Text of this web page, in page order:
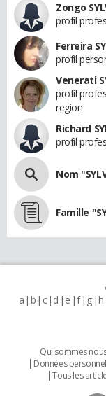
Zongo
profil
Ferreira
profil
Venerati
profil
region
Richard
profil
Nom
Famille
a b c d e f g h
Qui sommes
Données
Tous les